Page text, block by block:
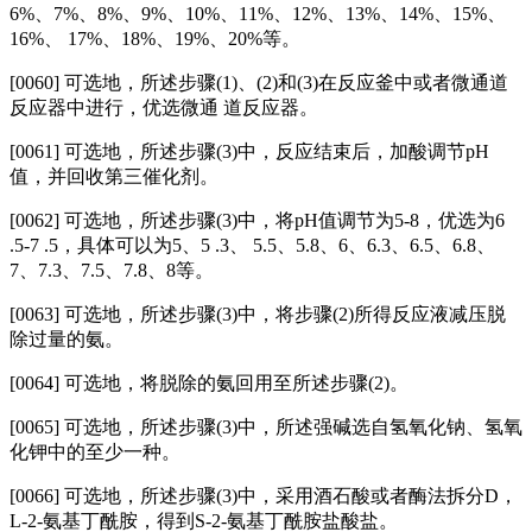
6%、7%、8%、9%、10%、11%、12%、13%、14%、15%、
16%、 17%、18%、19%、20%等。
[0060] 可选地，所述步骤(1)、(2)和(3)在反应釜中或者微通道
反应器中进行，优选微通 道反应器。
[0061] 可选地，所述步骤(3)中，反应结束后，加酸调节pH
值，并回收第三催化剂。
[0062] 可选地，所述步骤(3)中，将pH值调节为5-8，优选为6
.5-7 .5，具体可以为5、5 .3、 5.5、5.8、6、6.3、6.5、6.8、
7、7.3、7.5、7.8、8等。
[0063] 可选地，所述步骤(3)中，将步骤(2)所得反应液减压脱
除过量的氨。
[0064] 可选地，将脱除的氨回用至所述步骤(2)。
[0065] 可选地，所述步骤(3)中，所述强碱选自氢氧化钠、氢氧
化钾中的至少一种。
[0066] 可选地，所述步骤(3)中，采用酒石酸或者酶法拆分D，
L-2-氨基丁酰胺，得到S-2-氨基丁酰胺盐酸盐。